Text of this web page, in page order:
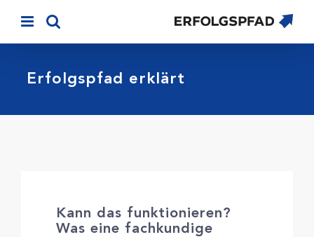
Erfolgspfad erklärt
Kann das funk­tio­nieren?
Was eine fachkundige